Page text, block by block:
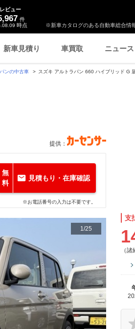
※新車カタログのある自動車総合情
ビュー
件
時点
新車見積り 車買取 ニュース
ンの中古車 スズキ アルトラパン 660 ハイブリッド G
提供：
無
料
見積もり・在庫確認
※お電話番号の入力は不要です。
1/25
支
（